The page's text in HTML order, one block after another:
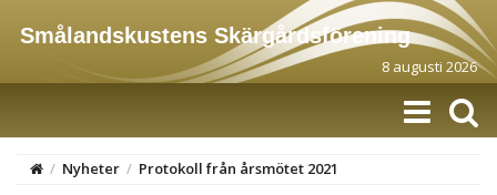
Smålandskustens Skärgårdsförening
8 augusti 2026
/ Nyheter / Protokoll från årsmötet 2021